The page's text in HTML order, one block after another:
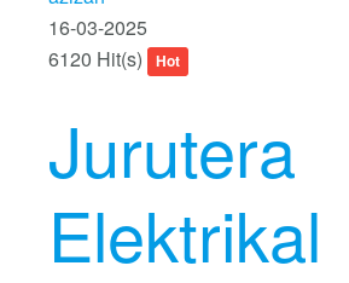
16-03-2025
6120 Hit(s)
Hot
Jurutera
Elektrikal